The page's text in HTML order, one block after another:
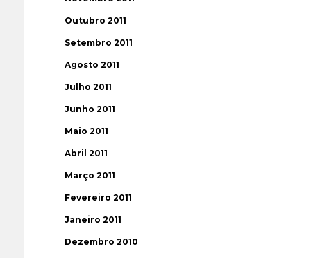
Outubro 2011
Setembro 2011
Agosto 2011
Julho 2011
Junho 2011
Maio 2011
Abril 2011
Março 2011
Fevereiro 2011
Janeiro 2011
Dezembro 2010